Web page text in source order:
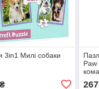
3in1 Милі собаки
267